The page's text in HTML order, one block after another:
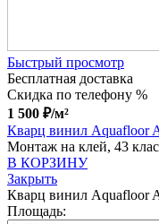
Быстрый просмотр
Бесплатная доставка
Скидка по телефону %
1 500 ₽/м²
Кварц винил Aquafloor
Монтаж на клей, 43
В КОРЗИНУ
Закрыть
Кварц винил Aquafloor
Площадь: